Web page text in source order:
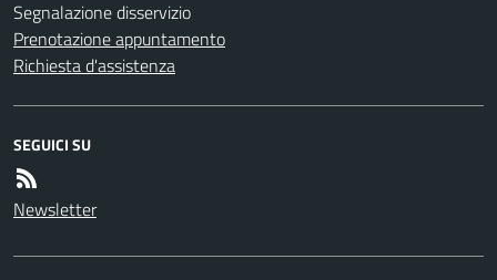
Segnalazione disservizio
Prenotazione appuntamento
Richiesta d'assistenza
SEGUICI SU
Newsletter